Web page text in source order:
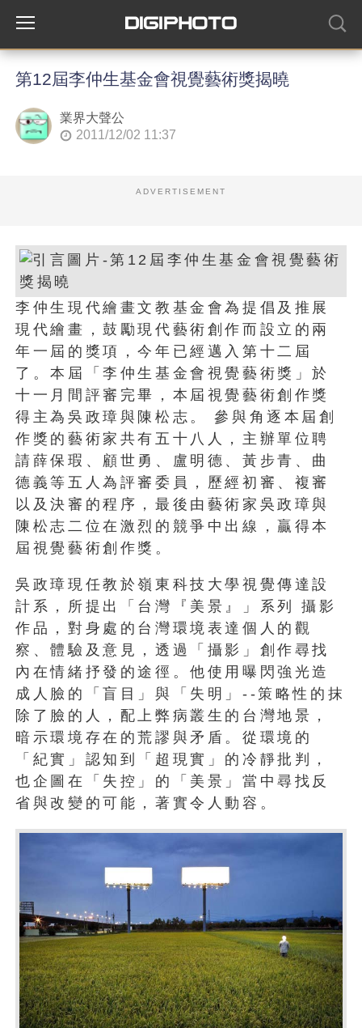
第12屆李仲生基金會視覺藝術獎揭曉
業界大聲公
2011/12/02 11:37
ADVERTISEMENT
李仲生現代繪畫文教基金會為提倡及推展
現代繪畫，鼓勵現代藝術創作而設立的兩
年一屆的獎項，今年已經邁入第十二屆
了。本屆「李仲生基金會視覺藝術獎」於
十一月間評審完畢，本屆視覺藝術創作獎
得主為吳政璋與陳松志。 參與角逐本屆創
作獎的藝術家共有五十八人，主辦單位聘
請薛保瑕、顧世勇、盧明德、黃步青、曲
德義等五人為評審委員，歷經初審、複審
以及決審的程序，最後由藝術家吳政璋與
陳松志二位在激烈的競爭中出線，贏得本
屆視覺藝術創作獎。
吳政璋現任教於嶺東科技大學視覺傳達設
計系，所提出「台灣『美景』」系列 攝影
作品，對身處的台灣環境表達個人的觀
察、體驗及意見，透過「攝影」創作尋找
內在情緒抒發的途徑。他使用曝閃強光造
成人臉的「盲目」與「失明」--策略性的抹
除了臉的人，配上弊病叢生的台灣地景，
暗示環境存在的荒謬與矛盾。從環境的
「紀實」認知到「超現實」的冷靜批判，
也企圖在「失控」的「美景」當中尋找反
省與改變的可能，著實令人動容。